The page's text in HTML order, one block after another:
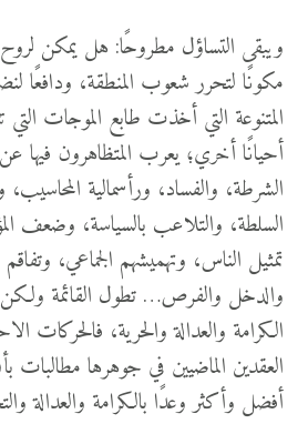
ويبقى التساؤل مطروحًا: هل يمكن
مكونًا لتحرر شعوب المنطقة، ودافعًا
المتنوعة التي أخذت طابع الموجات التي
أحيانًا أخري؛ يعرب المتظاهرون
الشرطة، والفساد، ورأسمالية
السلطة، والتلاعب بالسياسة، وضعف
تمثيل الناس، وتهميشهم الجماعي، وتفاقم
والدخل والفرص… تطول القائمة
الكرامة والعدالة والحرية، فالحركات
العقدين الماضيين في جوهرها مطالبات
أفضل وأكثر وعدًا بالكرامة والعدالة